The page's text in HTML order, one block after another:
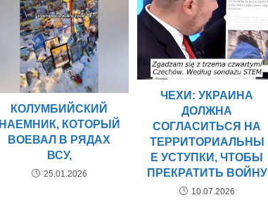
КОЛУМБИЙСКИЙ
НАЕМНИК, КОТОРЫЙ
ВОЕВАЛ В РЯДАХ
ВСУ,
25.01.2026
ЧЕХИ: УКРАИНА
ДОЛЖНА
СОГЛАСИТЬСЯ НА
ТЕРРИТОРИАЛЬНЫ
Е УСТУПКИ, ЧТОБЫ
ПРЕКРАТИТЬ ВОЙНУ
10.07.2026